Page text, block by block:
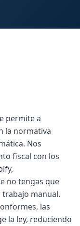
permite a
la normativa
Nos
fiscal con los
no tengas que
manual.
las
la ley, reduciendo